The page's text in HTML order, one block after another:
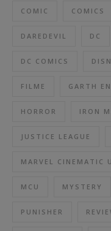
COMIC COMICS
DAREDEVIL DC
DC COMICS
FILME GARTH
HORROR IRON
JUSTICE LEAGUE
MARVEL CINEMATIC
MCU MYSTERY
PUNISHER